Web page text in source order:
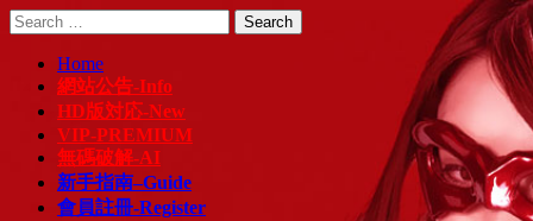
Skip
to
content
Search
for:
Home
網站公告-Info
HD版対応-New
VIP-PREMIUM
無碼破解-AI
新手指南–Guide
會員註冊-Register